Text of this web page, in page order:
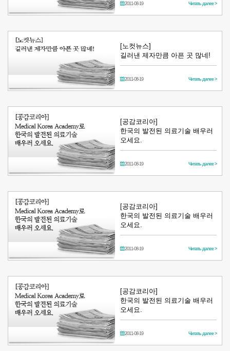
2011-08-19 Читать далее >
[노컷뉴스]
길러낸 제자만큼 아픈 곳 많네!
2011-08-19 Читать далее >
[공감코리아]
한국의 발전된 의료기술 배우러
오세요.
2011-08-19 Читать далее >
[공감코리아]
한국의 발전된 의료기술 배우러
오세요.
2011-08-19 Читать далее >
[공감코리아]
한국의 발전된 의료기술 배우러
오세요.
2011-08-19 Читать далее >